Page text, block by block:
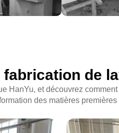
de
et découvrez
des matières